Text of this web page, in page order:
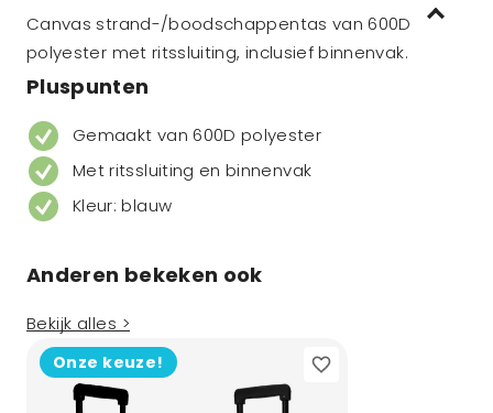
Canvas strand-/boodschappentas van 600D
polyester met ritssluiting, inclusief binnenvak.
Pluspunten
Gemaakt van 600D polyester
Met ritssluiting en binnenvak
Kleur: blauw
Anderen bekeken ook
Bekijk alles >
Onze keuze!